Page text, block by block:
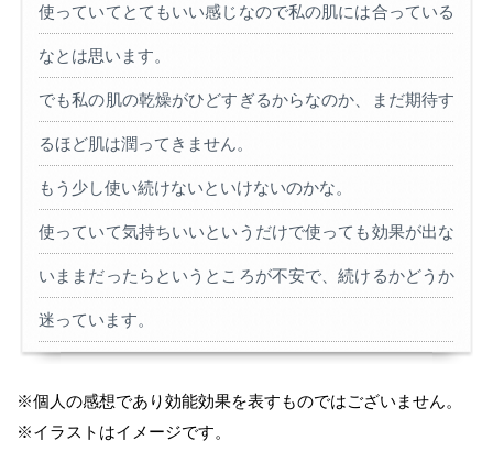
使っていてとてもいい感じなので私の肌には合っている
なとは思います。
でも私の肌の乾燥がひどすぎるからなのか、まだ期待す
るほど肌は潤ってきません。
もう少し使い続けないといけないのかな。
使っていて気持ちいいというだけで使っても効果が出な
いままだったらというところが不安で、続けるかどうか
迷っています。
※個人の感想であり効能効果を表すものではございません。
※イラストはイメージです。